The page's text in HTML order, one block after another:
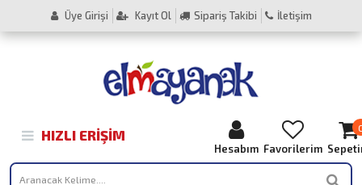
Üye Girişi Kayıt Ol Sipariş Takibi İletişim
HIZLI ERIŞIM
Hesabım Favorilerim